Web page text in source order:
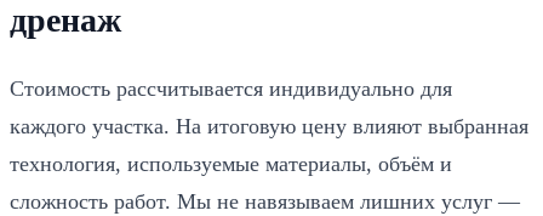
дренаж
Стоимость рассчитывается индивидуально для
каждого участка. На итоговую цену влияют выбранная
технология, используемые материалы, объём и
сложность работ. Мы не навязываем лишних услуг —